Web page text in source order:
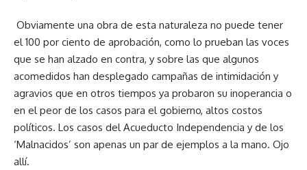
Obviamente una obra de esta naturaleza no puede tener
el 100 por ciento de aprobación, como lo prueban las voces
que se han alzado en contra, y sobre las que algunos
acomedidos han desplegado campañas de intimidación y
agravios que en otros tiempos ya probaron su inoperancia o
en el peor de los casos para el gobierno, altos costos
políticos. Los casos del Acueducto Independencia y de los
‘Malnacidos’ son apenas un par de ejemplos a la mano. Ojo
allí.